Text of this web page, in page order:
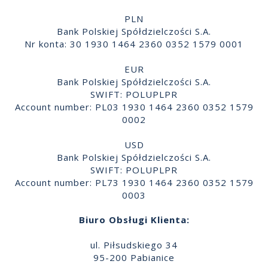
PLN
Bank Polskiej Spółdzielczości S.A.
Nr konta: 30 1930 1464 2360 0352 1579 0001
EUR
Bank Polskiej Spółdzielczości S.A.
SWIFT: POLUPLPR
Account number: PL03 1930 1464 2360 0352 1579
0002
USD
Bank Polskiej Spółdzielczości S.A.
SWIFT: POLUPLPR
Account number: PL73 1930 1464 2360 0352 1579
0003
Biuro Obsługi Klienta:
ul. Piłsudskiego 34
95-200 Pabianice